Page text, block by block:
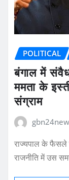
POLITICAL
बंगाल में
ममता के
संग्राम
राज्यपाल के फैसले
राजनीति में उस